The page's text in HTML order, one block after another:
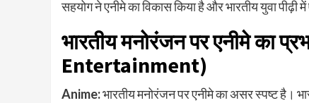
सहयोग ने एनीमे का विकास किया है और भारतीय युवा
भारतीय मनोरंजन पर एनीमे का
Entertainment)
Anime:भारतीय मनोरंजन पर एनीमे का असर स्पष्ट है।